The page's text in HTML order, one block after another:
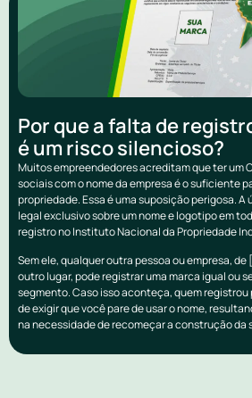
Por que a falta de
é um risco silencioso?
Muitos empreendedores acreditam que ter um
sociais com o nome da empresa é o suficiente
propriedade. Essa é uma suposição perigosa.
legal exclusivo sobre um nome e logotipo em
registro no Instituto Nacional da Propriedade
Sem ele, qualquer outra pessoa ou empresa,
outro lugar, pode registrar uma marca igual ou
segmento. Caso isso aconteça, quem
de exigir que você pare de usar o nome,
na necessidade de recomeçar a construção da